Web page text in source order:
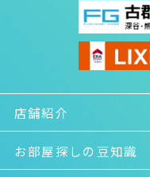
店舗紹介
お部屋探しの豆知識